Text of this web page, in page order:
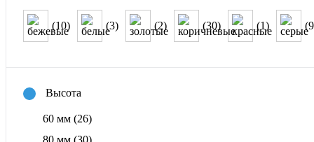
(10) (3) (2) (30) (1)
Высота
60 мм (26)